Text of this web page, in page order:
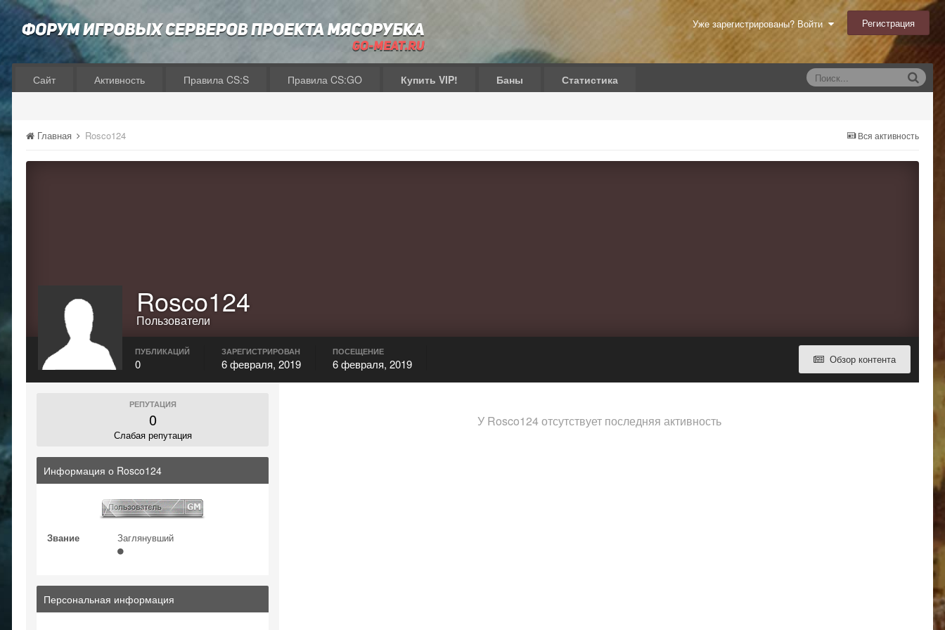
Уже зарегистрированы? Войти Регистрация
Сайт Активность Правила CS:S Правила CS:GO Купить VIP! Баны Статистика
Вся активность
Главная Rosco124
Rosco124
Пользователи
Обзор контента
ПУБЛИКАЦИЙ
0
ЗАРЕГИСТРИРОВАН
6 февраля, 2019
ПОСЕЩЕНИЕ
6 февраля, 2019
РЕПУТАЦИЯ
0
Слабая репутация
Информация о Rosco124
Звание Заглянувший
Персональная информация
У Rosco124 отсутствует последняя активность